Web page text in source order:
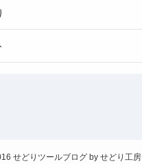
せどりツールブログ by せどり工房